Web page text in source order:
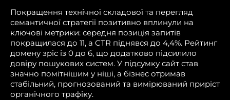
Покращення технічної складової та перегляд
семантичної стратегії позитивно вплинули на
ключові метрики: середня позиція запитів
покращилася до 11, а CTR піднявся до 4,4%. Рейтинг
домену зріс із 0 до 6, що додатково підсилило
довіру пошукових систем. У підсумку сайт став
значно помітнішим у ніші, а бізнес отримав
стабільний, прогнозований та вимірюваний приріст
органічного трафіку.